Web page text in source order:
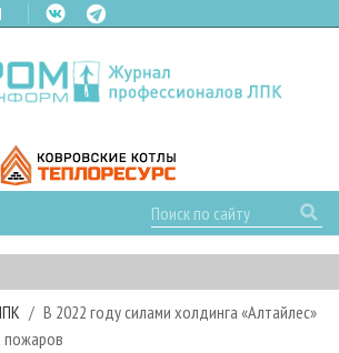
В 2022 году силами холдинга «Алтайлес»
пожаров